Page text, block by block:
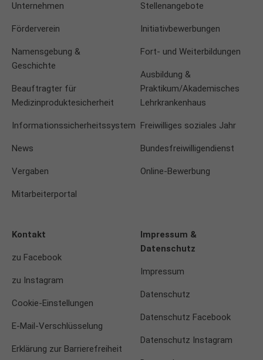
Unternehmen
Förderverein
Namensgebung &
Geschichte
Beauftragter für
Medizinproduktesicherheit
Informationssicherheitssystem
News
Vergaben
Mitarbeiterportal
Stellenangebote
Initiativbewerbungen
Fort- und Weiterbildungen
Ausbildung &
Praktikum/Akademisches
Lehrkrankenhaus
Freiwilliges soziales Jahr
Bundesfreiwilligendienst
Online-Bewerbung
Kontakt
zu Facebook
zu Instagram
Cookie-Einstellungen
E-Mail-Verschlüsselung
Erklärung zur Barrierefreiheit
Impressum &
Datenschutz
Impressum
Datenschutz
Datenschutz Facebook
Datenschutz Instagram